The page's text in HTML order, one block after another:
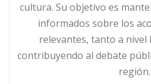
cultura. Su objetivo es
informados sobre los
relevantes, tanto a nivel
contribuyendo al debate
región.